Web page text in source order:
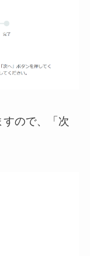
ので、「次